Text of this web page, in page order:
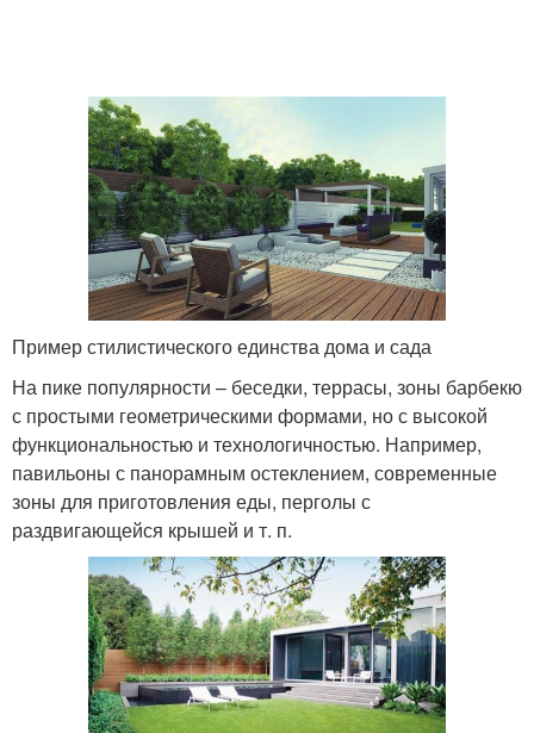
Пример стилистического единства дома и сада
На пике популярности – беседки, террасы, зоны барбекю
с простыми геометрическими формами, но с высокой
функциональностью и технологичностью. Например,
павильоны с панорамным остеклением, современные
зоны для приготовления еды, перголы с
раздвигающейся крышей и т. п.